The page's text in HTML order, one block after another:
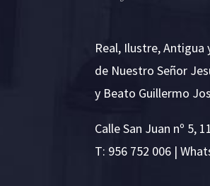
Real, Ilustre, Antigua
de Nuestro Señor
y Beato Guillermo
Calle San Juan nº 5,
T: 956 752 006 |